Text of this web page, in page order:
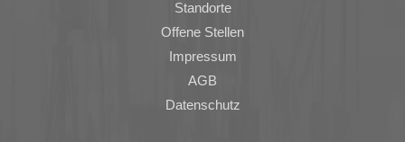
Standorte
Offene Stellen
Impressum
AGB
Datenschutz